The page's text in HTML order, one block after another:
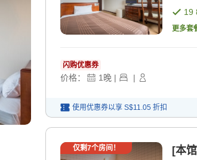
19
更多套
闪购优惠券
价格： 1 晚 | |
使用优惠券以享 S$11.05 折扣
仅剩7个房间！
[本